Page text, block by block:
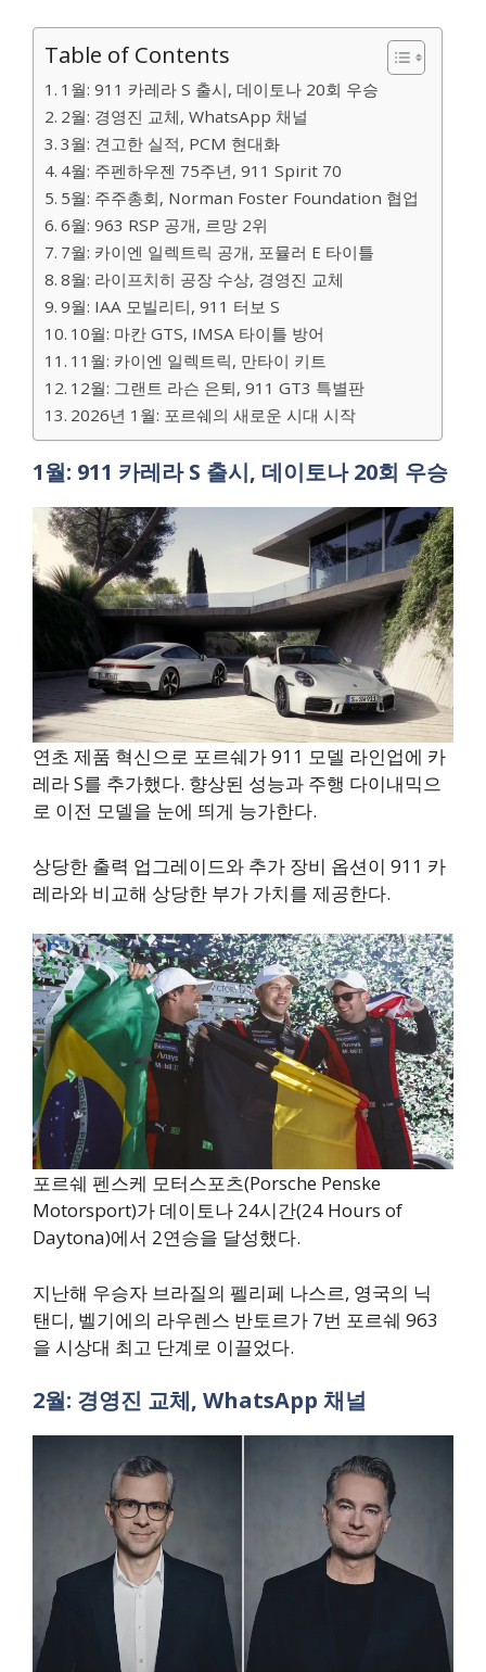
Table of Contents
1월: 911 카레라 S 출시, 데이토나 20회 우승
2월: 경영진 교체, WhatsApp 채널
3월: 견고한 실적, PCM 현대화
4월: 주펜하우젠 75주년, 911 Spirit 70
5월: 주주총회, Norman Foster Foundation 협업
6월: 963 RSP 공개, 르망 2위
7월: 카이엔 일렉트릭 공개, 포뮬러 E 타이틀
8월: 라이프치히 공장 수상, 경영진 교체
9월: IAA 모빌리티, 911 터보 S
10월: 마칸 GTS, IMSA 타이틀 방어
11월: 카이엔 일렉트릭, 만타이 키트
12월: 그랜트 라슨 은퇴, 911 GT3 특별판
2026년 1월: 포르쉐의 새로운 시대 시작
1월: 911 카레라 S 출시, 데이토나 20회 우승
연초 제품 혁신으로 포르쉐가 911 모델 라인업에 카
레라 S를 추가했다. 향상된 성능과 주행 다이내믹으
로 이전 모델을 눈에 띄게 능가한다.
상당한 출력 업그레이드와 추가 장비 옵션이 911 카
레라와 비교해 상당한 부가 가치를 제공한다.
포르쉐 펜스케 모터스포츠(Porsche Penske
Motorsport)가 데이토나 24시간(24 Hours of
Daytona)에서 2연승을 달성했다.
지난해 우승자 브라질의 펠리페 나스르, 영국의 닉
탠디, 벨기에의 라우렌스 반토르가 7번 포르쉐 963
을 시상대 최고 단계로 이끌었다.
2월: 경영진 교체, WhatsApp 채널